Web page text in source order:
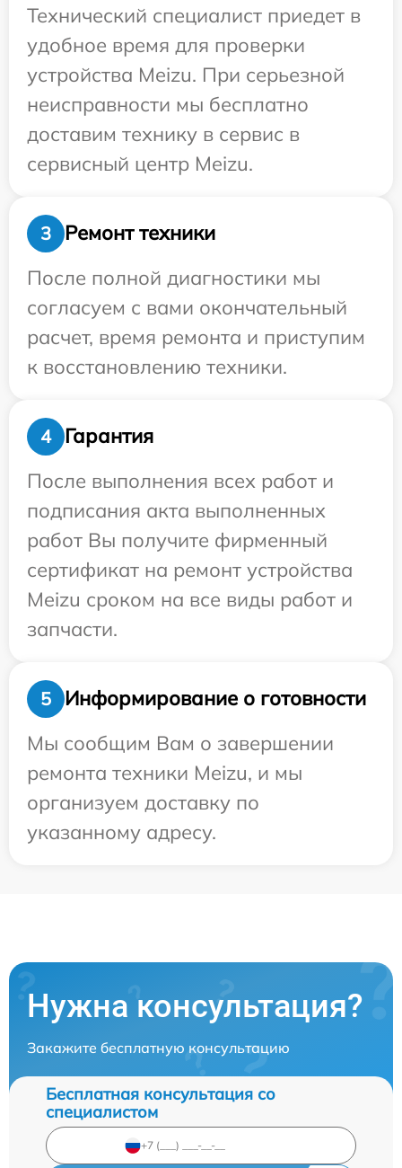
Технический специалист приедет в
удобное время для проверки
устройства Meizu. При серьезной
неисправности мы бесплатно
доставим технику в сервис в
сервисный центр Meizu.
3
Ремонт техники
После полной диагностики мы
согласуем с вами окончательный
расчет, время ремонта и приступим
к восстановлению техники.
4
Гарантия
После выполнения всех работ и
подписания акта выполненных
работ Вы получите фирменный
сертификат на ремонт устройства
Meizu сроком на все виды работ и
запчасти.
5
Информирование о готовности
Мы сообщим Вам о завершении
ремонта техники Meizu, и мы
организуем доставку по
указанному адресу.
Нужна консультация?
Закажите бесплатную консультацию
Бесплатная консультация со
специалистом